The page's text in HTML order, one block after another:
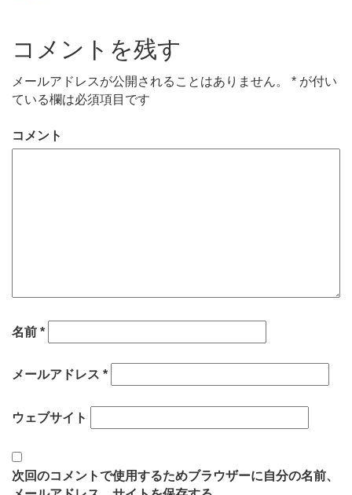
コメントを残す
メールアドレスが公開されることはありません。 * が付い
ている欄は必須項目です
コメント
名前 *
メールアドレス *
ウェブサイト
次回のコメントで使用するためブラウザーに自分の名前、